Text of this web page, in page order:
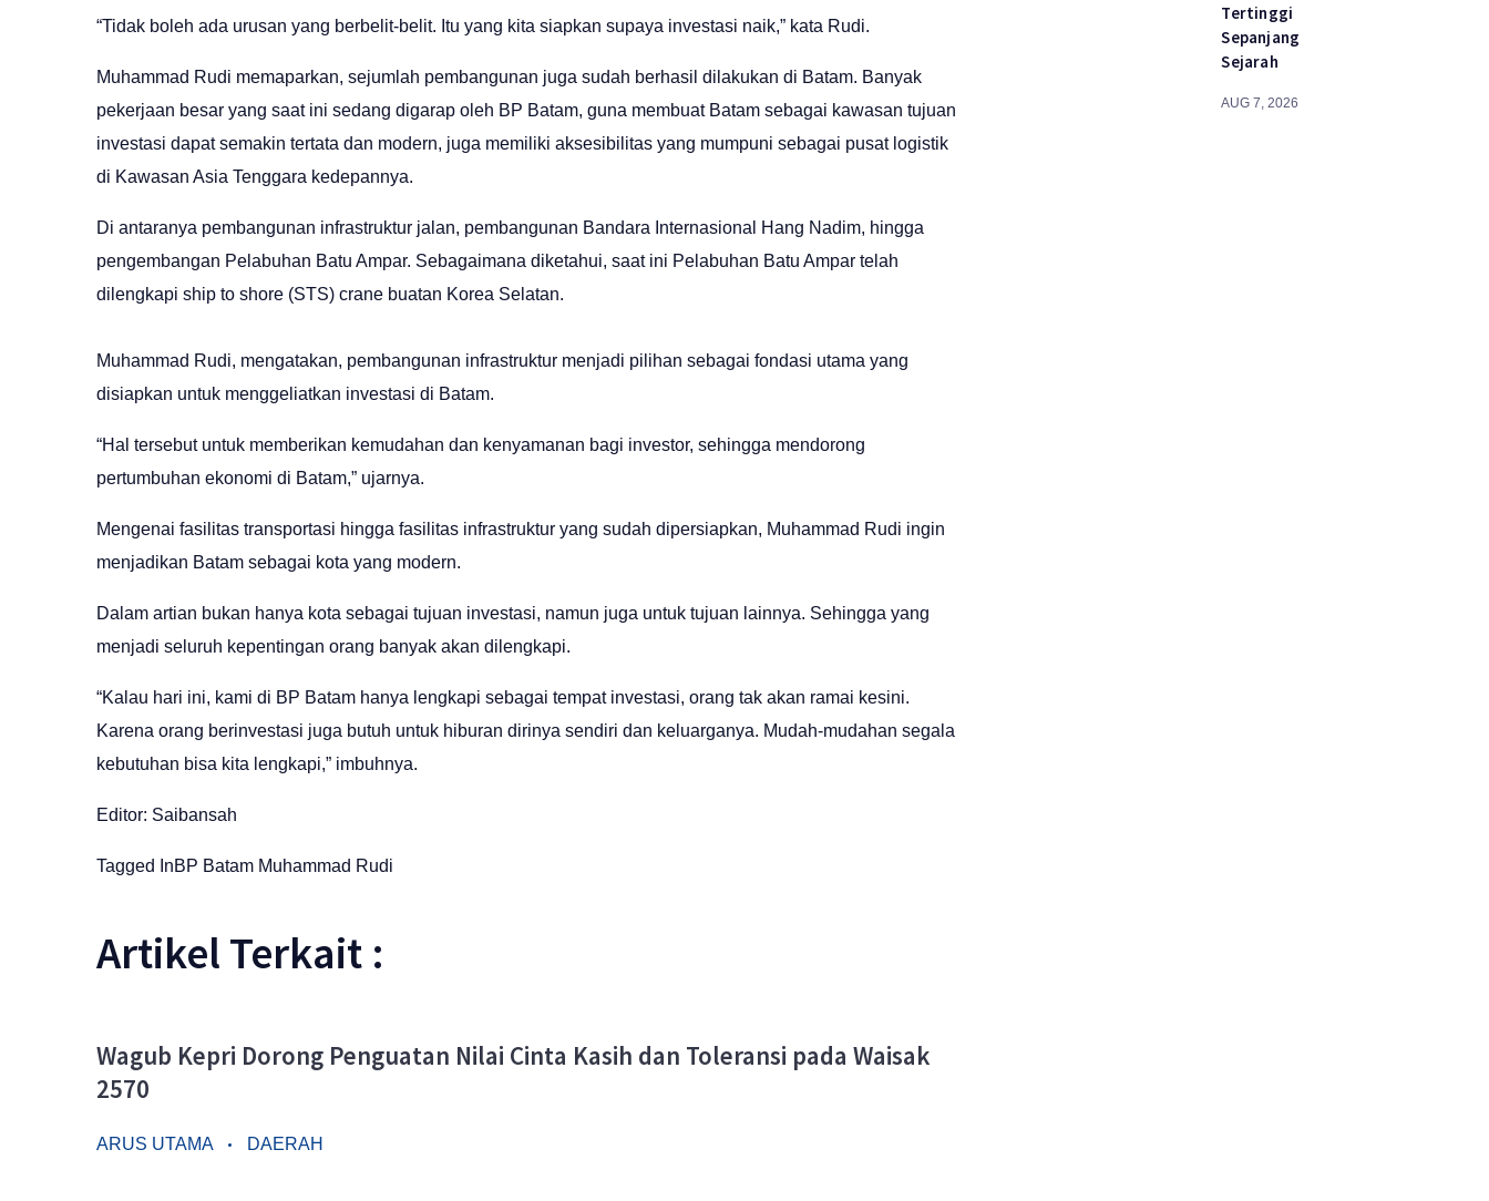
“Tidak boleh ada urusan yang berbelit-belit. Itu yang kita siapkan supaya investasi naik,” kata Rudi.
Muhammad Rudi memaparkan, sejumlah pembangunan juga sudah berhasil dilakukan di Batam. Banyak
pekerjaan besar yang saat ini sedang digarap oleh BP Batam, guna membuat Batam sebagai kawasan tujuan
investasi dapat semakin tertata dan modern, juga memiliki aksesibilitas yang mumpuni sebagai pusat logistik
di Kawasan Asia Tenggara kedepannya.
Di antaranya pembangunan infrastruktur jalan, pembangunan Bandara Internasional Hang Nadim, hingga
pengembangan Pelabuhan Batu Ampar. Sebagaimana diketahui, saat ini Pelabuhan Batu Ampar telah
dilengkapi ship to shore (STS) crane buatan Korea Selatan.
Muhammad Rudi, mengatakan, pembangunan infrastruktur menjadi pilihan sebagai fondasi utama yang
disiapkan untuk menggeliatkan investasi di Batam.
“Hal tersebut untuk memberikan kemudahan dan kenyamanan bagi investor, sehingga mendorong
pertumbuhan ekonomi di Batam,” ujarnya.
Mengenai fasilitas transportasi hingga fasilitas infrastruktur yang sudah dipersiapkan, Muhammad Rudi ingin
menjadikan Batam sebagai kota yang modern.
Dalam artian bukan hanya kota sebagai tujuan investasi, namun juga untuk tujuan lainnya. Sehingga yang
menjadi seluruh kepentingan orang banyak akan dilengkapi.
“Kalau hari ini, kami di BP Batam hanya lengkapi sebagai tempat investasi, orang tak akan ramai kesini.
Karena orang berinvestasi juga butuh untuk hiburan dirinya sendiri dan keluarganya. Mudah-mudahan segala
kebutuhan bisa kita lengkapi,” imbuhnya.
Editor: Saibansah
Tagged InBP Batam Muhammad Rudi
Artikel Terkait :
Wagub Kepri Dorong Penguatan Nilai Cinta Kasih dan Toleransi pada Waisak
2570
ARUS UTAMA DAERAH
Tertinggi
Sepanjang
Sejarah
AUG 7, 2026